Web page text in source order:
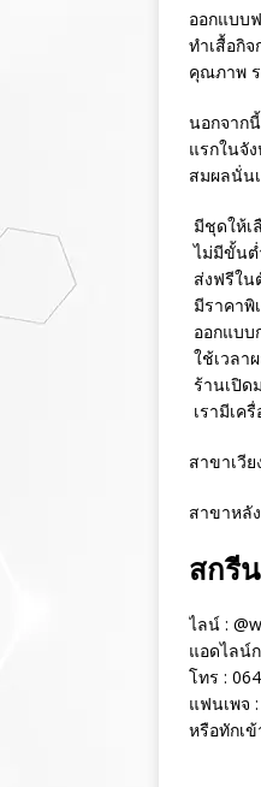
ออกแบบ
ทำเสื้อกิ
คุณภาพ
นอกจาก
แรกในจั
สมผลนั่น
มีชุดให้เ
ไม่มีขั้นต่
ส่งฟรีใน
มีราคาพิ
ออกแบบ
ใช้เวลา
ร้านเปิด
เรามีเค
สาขาเวี
สาขาหลั
สกรี
ไลน์ :
แอดไลน์
โทร :
แฟนเพจ :
หรือทักเ